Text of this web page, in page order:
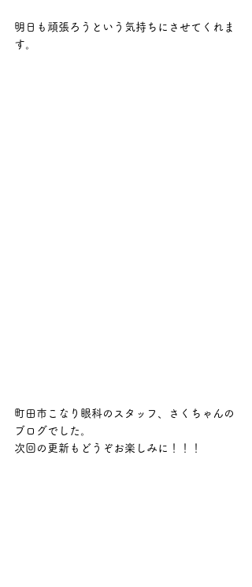
明日も頑張ろうという気持ちにさせてくれま
す。
町田市こなり眼科のスタッフ、さくちゃんの
ブログでした。
次回の更新もどうぞお楽しみに！！！